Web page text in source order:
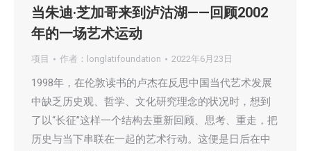
当朱迪·芝加哥来到泸沽湖——回顾2002
年的一场艺术运动
项目 作者： longlatifoundation 2022年6月23日
1998年，在伦敦读书的卢杰在反思中国当代艺术发展
中缺乏历史观、哲学、文化研究理念的状况时，想到
了以“长征”这样一个结构去重新回顾、思考、重走，把
历史与当下串联在一起的艺术行动。这便是日后在中